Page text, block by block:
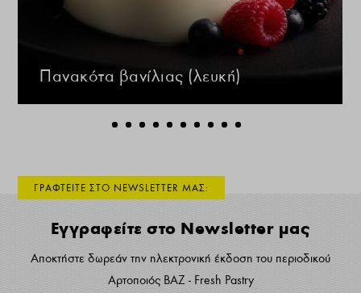
Πανακότα βανίλιας (λευκή)
ΓΡΑΦΤΕΙΤΕ ΣΤΟ NEWSLETTER ΜΑΣ:
Εγγραφείτε στο Newsletter μας
Αποκτήστε δωρεάν την ηλεκτρονική έκδοση του περιοδικού
Αρτοποιός ΒΑΖ - Fresh Pastry